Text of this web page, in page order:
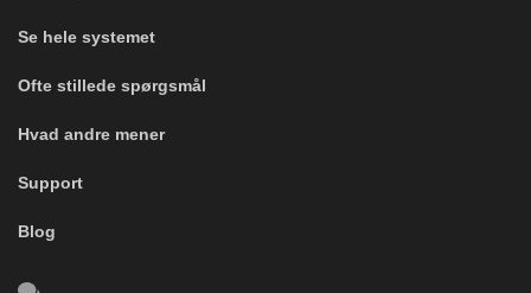
Se hele systemet
Ofte stillede spørgsmål
Hvad andre mener
Support
Blog